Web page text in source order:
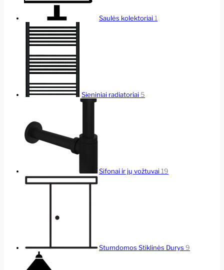
Saulės kolektoriai1
Sieniniai radiatoriai 5
Sifonai ir jų vožtuvai19
Stumdomos Stiklinės Durys 9